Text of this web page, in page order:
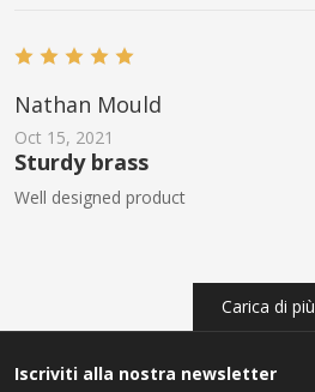
Nathan Mould
Oct 15, 2021
Sturdy brass
Well designed product
Carica di più
Iscriviti alla nostra newsletter